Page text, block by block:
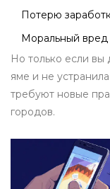
Потерю
Моральный вред
Но только если вы
яме и не
требуют новые
городов.